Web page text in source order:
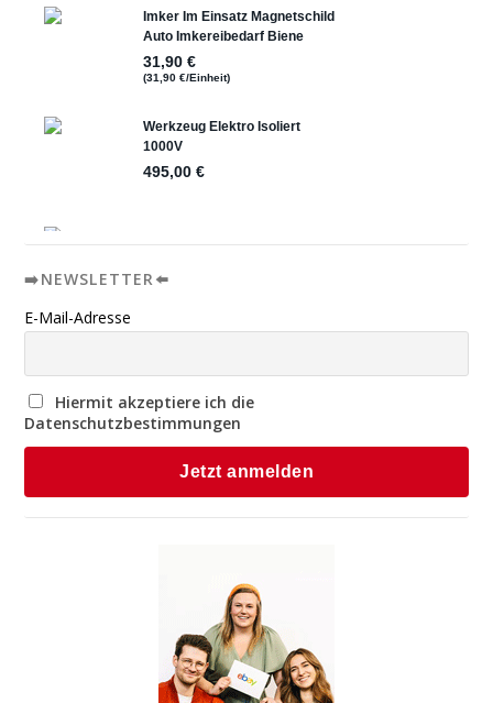
➡️NEWSLETTER⬅️
E-Mail-Adresse
Hiermit akzeptiere ich die
Datenschutzbestimmungen